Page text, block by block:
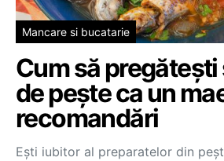
Mancare si bucatarie
Cum să
de pește ca un
recomandări
Ești iubitor al preparatelor din